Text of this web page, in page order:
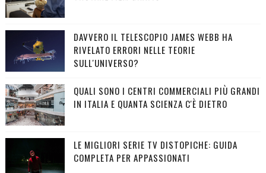
DAVVERO IL TELESCOPIO JAMES WEBB HA
RIVELATO ERRORI NELLE TEORIE
SULL'UNIVERSO?
QUALI SONO I CENTRI COMMERCIALI PIÙ GRANDI
IN ITALIA E QUANTA SCIENZA C'È DIETRO
LE MIGLIORI SERIE TV DISTOPICHE: GUIDA
COMPLETA PER APPASSIONATI